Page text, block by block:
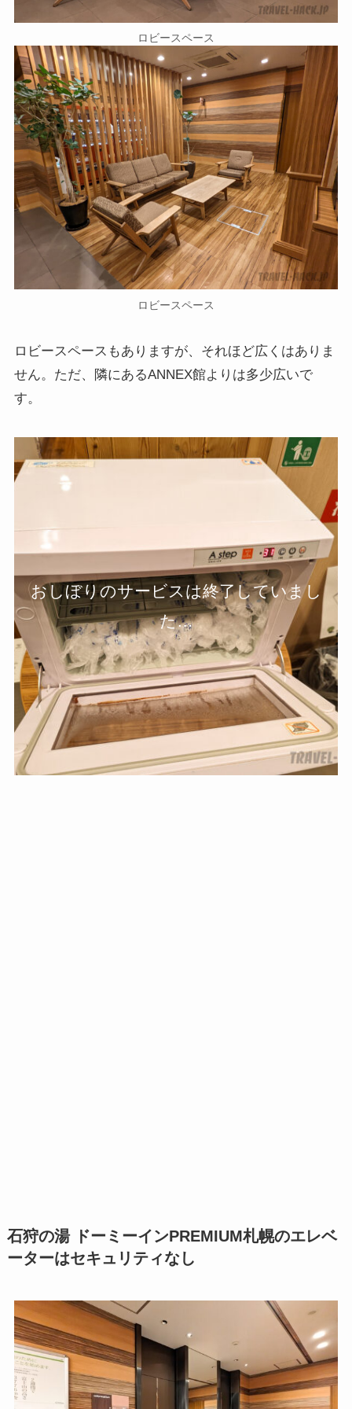
ロビースペース
ロビースペース
ロビースペースもありますが、それほど広くはありま
せん。ただ、隣にあるANNEX館よりは多少広いで
す。
おしぼりのサービスは終了していまし
た…
石狩の湯 ドーミーインPREMIUM札幌のエレベ
ーターはセキュリティなし